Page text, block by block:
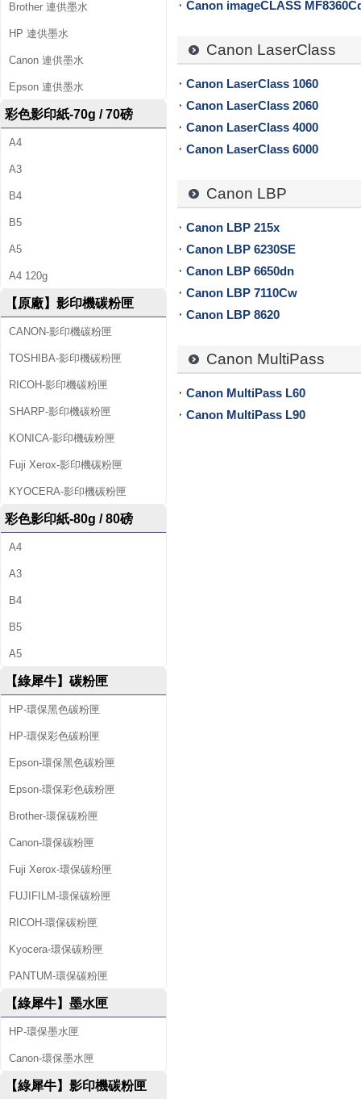
帶
、
辦
公
文
具
並
提
供
影
印
機
租
及
回
收
空
匣
服
務
Brother 連供墨水
HP 連供墨水
Canon 連供墨水
Epson 連供墨水
彩色影印紙-70g / 70磅
A4
A3
B4
B5
A5
A4 120g
【原廠】影印機碳粉匣
CANON-影印機碳粉匣
TOSHIBA-影印機碳粉匣
RICOH-影印機碳粉匣
SHARP-影印機碳粉匣
KONICA-影印機碳粉匣
Fuji Xerox-影印機碳粉匣
KYOCERA-影印機碳粉匣
彩色影印紙-80g / 80磅
A4
A3
B4
B5
A5
【綠犀牛】碳粉匣
HP-環保黑色碳粉匣
HP-環保彩色碳粉匣
Epson-環保黑色碳粉匣
Epson-環保彩色碳粉匣
Brother-環保碳粉匣
Canon-環保碳粉匣
Fuji Xerox-環保碳粉匣
FUJIFILM-環保碳粉匣
RICOH-環保碳粉匣
Kyocera-環保碳粉匣
PANTUM-環保碳粉匣
【綠犀牛】墨水匣
HP-環保墨水匣
Canon-環保墨水匣
【綠犀牛】影印機碳粉匣
Canon imageCLASS
Canon LaserClass
Canon LaserClass 1060
Canon LaserClass 2060
Canon LaserClass 4000
Canon LaserClass 6000
Canon LBP
Canon LBP 215x
Canon LBP 6230SE
Canon LBP 6650dn
Canon LBP 7110Cw
Canon LBP 8620
Canon MultiPass
Canon MultiPass L60
Canon MultiPass L90